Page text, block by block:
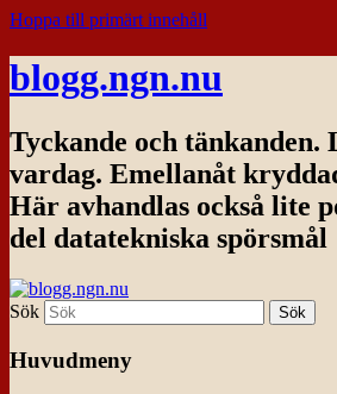
Hoppa till primärt innehåll
blogg.ngn.nu
Tyckande och tänkanden.
vardag. Emellanåt
Här avhandlas också lite
del datatekniska spörsmål
Sök
Huvudmeny